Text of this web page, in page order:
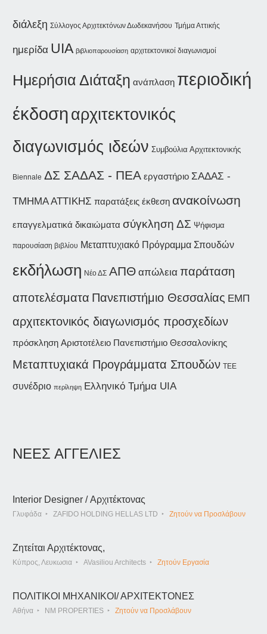
διάλεξη Σύλλογος Αρχιτεκτόνων Δωδεκανήσου Τμήμα Αττικής
ημερίδα UIA βιβλιοπαρουσίαση αρχιτεκτονικοί διαγωνισμοί
Ημερήσια Διάταξη ανάπλαση περιοδική
έκδοση αρχιτεκτονικός
διαγωνισμός ιδεών Συμβούλια Αρχιτεκτονικής
Biennale ΔΣ ΣΑΔΑΣ - ΠΕΑ εργαστήριο ΣΑΔΑΣ -
ΤΜΗΜΑ ΑΤΤΙΚΗΣ παρατάξεις έκθεση ανακοίνωση
επαγγελματικά δικαιώματα σύγκληση ΔΣ Ψήφισμα
παρουσίαση βιβλίου Μεταπτυχιακό Πρόγραμμα Σπουδών
εκδήλωση Νέο ΔΣ ΑΠΘ απώλεια παράταση
αποτελέσματα Πανεπιστήμιο Θεσσαλίας ΕΜΠ
αρχιτεκτονικός διαγωνισμός προσχεδίων
πρόσκληση Αριστοτέλειο Πανεπιστήμιο Θεσσαλονίκης
Μεταπτυχιακά Προγράμματα Σπουδών ΤΕΕ
συνέδριο περίληψη Ελληνικό Τμήμα UIA
ΝΕΕΣ ΑΓΓΕΛΙΕΣ
Interior Designer / Αρχιτέκτονας
Γλυφάδα ZAFIDO HOLDING HELLAS LTD Ζητούν να Προσλάβουν
Ζητείται Αρχιτέκτονας,
Κύπρος, Λευκωσια AVasiliou Architects Ζητούν Εργασία
ΠΟΛΙΤΙΚΟΙ ΜΗΧΑΝΙΚΟΙ/ ΑΡΧΙΤΕΚΤΟΝΕΣ
Αθήνα NM PROPERTIES Ζητούν να Προσλάβουν